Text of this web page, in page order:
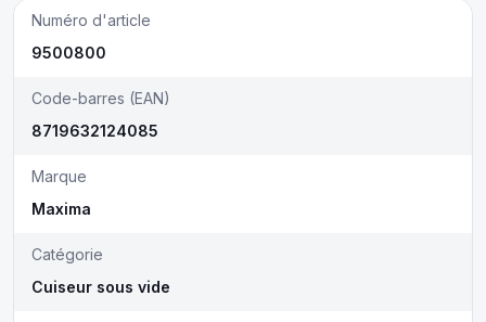
Numéro d'article
9500800
Code-barres (EAN)
8719632124085
Marque
Maxima
Catégorie
Cuiseur sous vide